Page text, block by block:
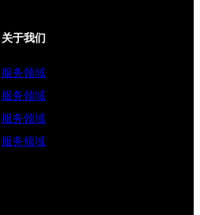
关于我们
服务领域
服务领域
服务领域
服务领域